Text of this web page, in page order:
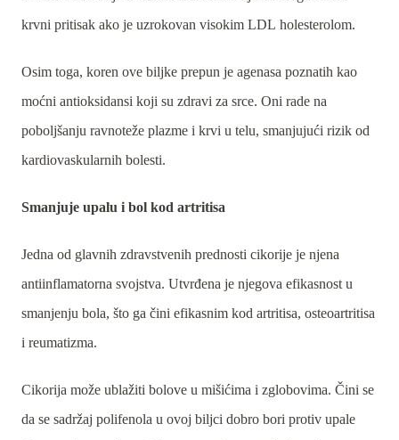
krvni pritisak ako je uzrokovan visokim LDL holesterolom.
Osim toga, koren ove biljke prepun je agenasa poznatih kao
moćni antioksidansi koji su zdravi za srce. Oni rade na
poboljšanju ravnoteže plazme i krvi u telu, smanjujući rizik od
kardiovaskularnih bolesti.
Smanjuje upalu i bol kod artritisa
Jedna od glavnih zdravstvenih prednosti cikorije je njena
antiinflamatorna svojstva. Utvrđena je njegova efikasnost u
smanjenju bola, što ga čini efikasnim kod artritisa, osteoartritisa
i reumatizma.
Cikorija može ublažiti bolove u mišićima i zglobovima. Čini se
da se sadržaj polifenola u ovoj biljci dobro bori protiv upale